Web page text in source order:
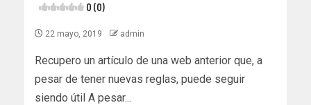
0 (0)
22 mayo, 2019 admin
Recupero un artículo de una web anterior que, a
pesar de tener nuevas reglas, puede seguir
siendo útil A pesar...